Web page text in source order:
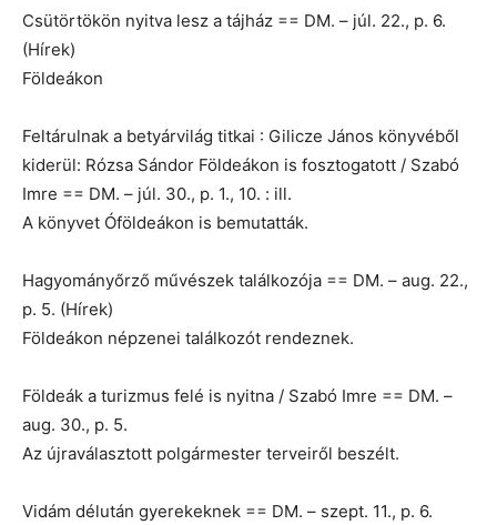
Csütörtökön nyitva lesz a tájház == DM. – júl. 22., p. 6.
(Hírek)
Földeákon
Feltárulnak a betyárvilág titkai : Gilicze János könyvéből
kiderül: Rózsa Sándor Földeákon is fosztogatott / Szabó
Imre == DM. – júl. 30., p. 1., 10. : ill.
A könyvet Óföldeákon is bemutatták.
Hagyományőrző művészek találkozója == DM. – aug. 22.,
p. 5. (Hírek)
Földeákon népzenei találkozót rendeznek.
Földeák a turizmus felé is nyitna / Szabó Imre == DM. –
aug. 30., p. 5.
Az újraválasztott polgármester terveiről beszélt.
Vidám délután gyerekeknek == DM. – szept. 11., p. 6.